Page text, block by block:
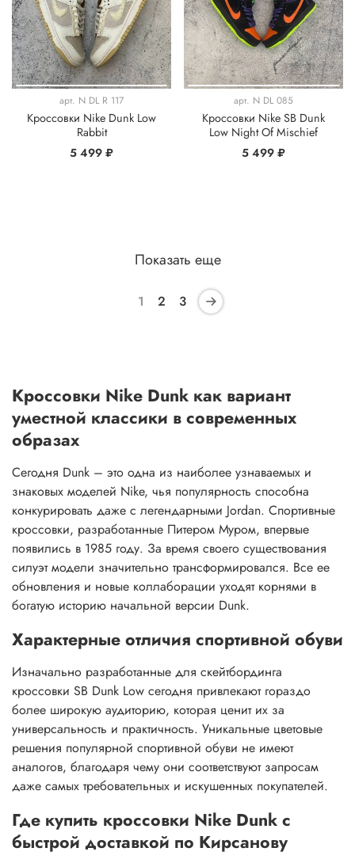
арт. N DL R 117
Кроссовки Nike Dunk Low
Rabbit
5 499 ₽
арт. N DL 085
Кроссовки Nike SB Dunk
Low Night Of Mischief
5 499 ₽
Показать еще
1 2 3
Кроссовки Nike Dunk как вариант
уместной классики в современных
образах
Сегодня Dunk – это одна из наиболее узнаваемых и
знаковых моделей Nike, чья популярность способна
конкурировать даже с легендарными Jordan. Спортивные
кроссовки, разработанные Питером Муром, впервые
появились в 1985 году. За время своего существования
силуэт модели значительно трансформировался. Все ее
обновления и новые коллаборации уходят корнями в
богатую историю начальной версии Dunk.
Характерные отличия спортивной обуви
Изначально разработанные для скейтбординга
кроссовки SB Dunk Low сегодня привлекают гораздо
более широкую аудиторию, которая ценит их за
универсальность и практичность. Уникальные цветовые
решения популярной спортивной обуви не имеют
аналогов, благодаря чему они соответствуют запросам
даже самых требовательных и искушенных покупателей.
Где купить кроссовки Nike Dunk с
быстрой доставкой по Кирсанову